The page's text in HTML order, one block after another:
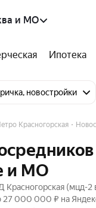
и МО
Ипотека
новостройки
Красногорская
и МО
(мцд-
000 000 ₽ на